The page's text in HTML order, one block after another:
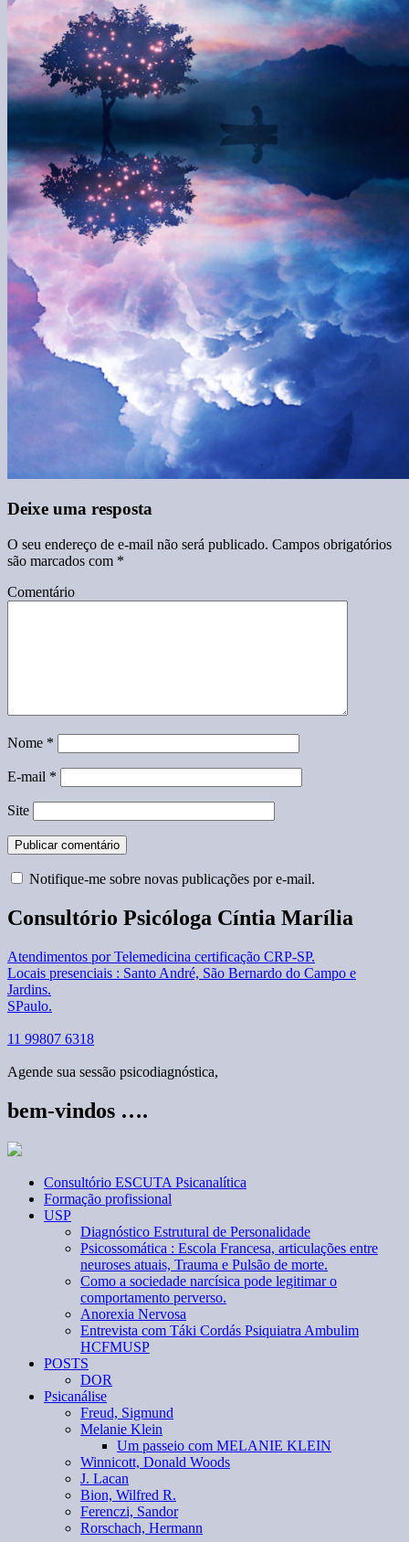
Deixe uma resposta
O seu endereço de e-mail não será publicado. Campos obrigatórios
são marcados com *
Comentário
Nome *
E-mail *
Site
Notifique-me sobre novas publicações por e-mail.
Consultório Psicóloga Cíntia Marília
Atendimentos por Telemedicina certificação CRP-SP.
Locais presenciais : Santo André, São Bernardo do Campo e
Jardins.
SPaulo.
11 99807 6318
Agende sua sessão psicodiagnóstica,
bem-vindos ….
Consultório ESCUTA Psicanalítica
Formação profissional
USP
Diagnóstico Estrutural de Personalidade
Psicossomática : Escola Francesa, articulações entre
neuroses atuais, Trauma e Pulsão de morte.
Como a sociedade narcísica pode legitimar o
comportamento perverso.
Anorexia Nervosa
Entrevista com Táki Cordás Psiquiatra Ambulim
HCFMUSP
POSTS
DOR
Psicanálise
Freud, Sigmund
Melanie Klein
Um passeio com MELANIE KLEIN
Winnicott, Donald Woods
J. Lacan
Bion, Wilfred R.
Ferenczi, Sandor
Rorschach, Hermann